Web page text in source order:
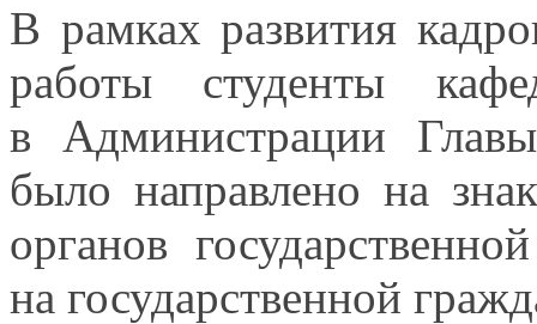
В рамках развития
работы студенты
в Администрации
было направлено на
органов
на государственной